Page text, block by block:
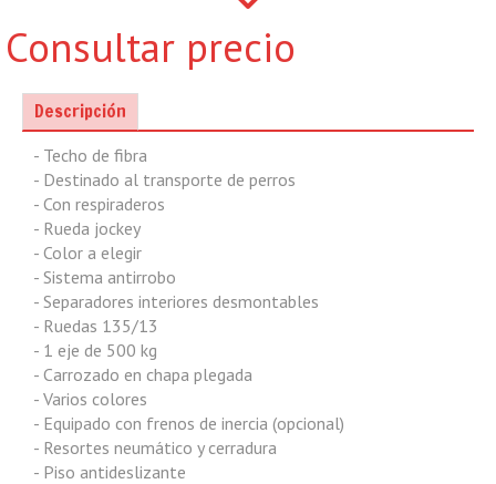
Consultar precio
Descripción
- Techo de fibra
- Destinado al transporte de perros
- Con respiraderos
- Rueda jockey
- Color a elegir
- Sistema antirrobo
- Separadores interiores desmontables
- Ruedas 135/13
- 1 eje de 500 kg
- Carrozado en chapa plegada
- Varios colores
- Equipado con frenos de inercia (opcional)
- Resortes neumático y cerradura
- Piso antideslizante